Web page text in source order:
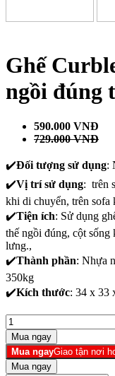
Ghế
ngồi đúng
590.000 VNĐ
729.000 VNĐ
✔️Đối tượng sử dụng:
✔️Vị trí sử dụng: trên
khi di chuyển, trên sofa
✔️Tiện ích: Sử dụng
thế ngồi đúng, cột
lưng.,
✔️Thành phần: Nhựa
350kg
✔️Kích thước: 34 x 33
Mua ngayGiao tận nơi